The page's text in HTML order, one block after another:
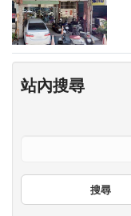
站內搜尋
搜尋